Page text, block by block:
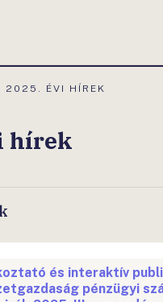
AKTUÁLIS
2025. ÉVI HÍREK
hírek
és interaktív
pénzügyi